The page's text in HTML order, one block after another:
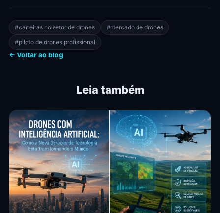
#carreiras no setor de drones
#mercado de drones
#piloto de drones profissional
← Voltar ao blog
Leia também